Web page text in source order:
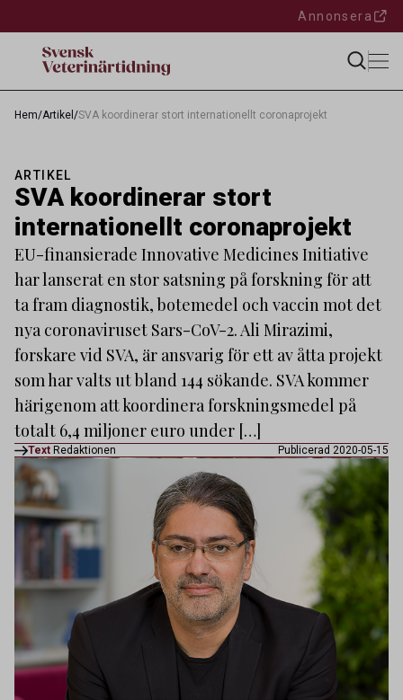
Annonsera
Hem/Artikel /SVA koordinerar stort internationellt coronaprojekt
ARTIKEL
SVA koordinerar stort
internationellt coronaprojekt
EU-finansierade Innovative Medicines Initiative
har lanserat en stor satsning på forskning för att
ta fram diagnostik, botemedel och vaccin mot det
nya coronaviruset Sars-CoV-2. Ali Mirazimi,
forskare vid SVA, är ansvarig för ett av åtta projekt
som har valts ut bland 144 sökande. SVA kommer
härigenom att koordinera forskningsmedel på
totalt 6,4 miljoner euro under […]
Text Redaktionen Publicerad 2020-05-15